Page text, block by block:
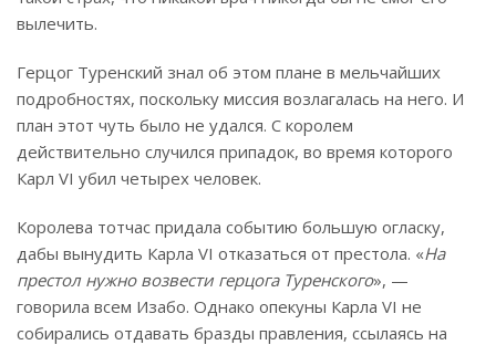
вылечить.
Герцог Туренский знал об этом плане в мельчайших
подробностях, поскольку миссия возлагалась на него. И
план этот чуть было не удался. С королем
действительно случился припадок, во время которого
Карл VI убил четырех человек.
Королева тотчас придала событию большую огласку,
дабы вынудить Карла VI отказаться от престола. «На
престол нужно возвести герцога Туренского», —
говорила всем Изабо. Однако опекуны Карла VI не
собирались отдавать бразды правления, ссылаясь на